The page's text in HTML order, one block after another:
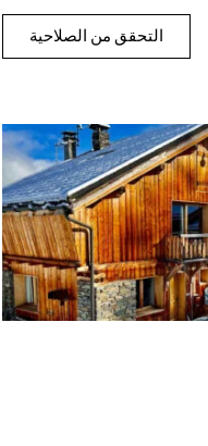
التحقق من الصلاحية